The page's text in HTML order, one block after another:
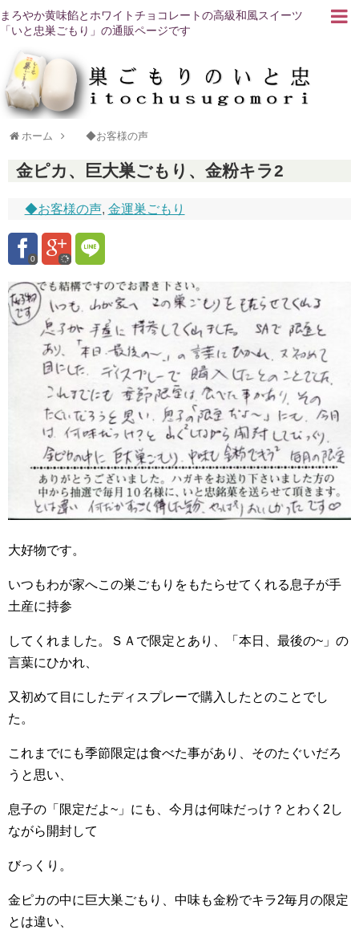
まろやか黄味餡とホワイトチョコレートの高級和風スイーツ
「いと忠巣ごもり」の通販ページです
ホーム ◆お客様の声
金ピカ、巨大巣ごもり、金粉キラ2
◆お客様の声, 金運巣ごもり
0
大好物です。
いつもわが家へこの巣ごもりをもたらせてくれる息子が手
土産に持参
してくれました。ＳＡで限定とあり、「本日、最後の~」の
言葉にひかれ、
又初めて目にしたディスプレーで購入したとのことでし
た。
これまでにも季節限定は食べた事があり、そのたぐいだろ
うと思い、
息子の「限定だよ~」にも、今月は何味だっけ？とわく2し
ながら開封して
びっくり。
金ピカの中に巨大巣ごもり、中味も金粉でキラ2毎月の限定
とは違い、